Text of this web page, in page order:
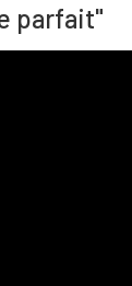
parfait"